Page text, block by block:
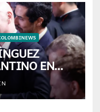
EN
DE LA
DEL